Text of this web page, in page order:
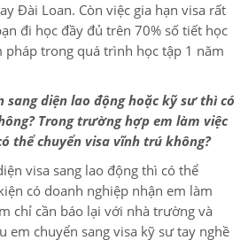
Đài Loan. Còn việc gia hạn visa rất
đi học đầy đủ trên 70% số tiết học
pháp trong quá trình học tập 1 năm
sang diện lao động hoặc kỹ sư thì có
Trong trường hợp em làm việc
thể chuyển visa vĩnh trú không?
visa sang lao động thì có thể
có doanh nghiệp nhận em làm
chỉ cần báo lại với nhà trường và
em chuyển sang visa kỹ sư tay nghề